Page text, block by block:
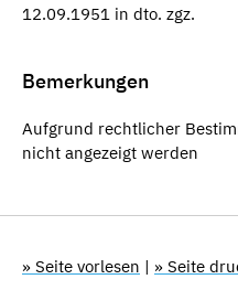
12.09.1951 in dto. zgz.
Bemerkungen
Aufgrund rechtlicher
nicht angezeigt werden
» Seite vorlesen | » Seite